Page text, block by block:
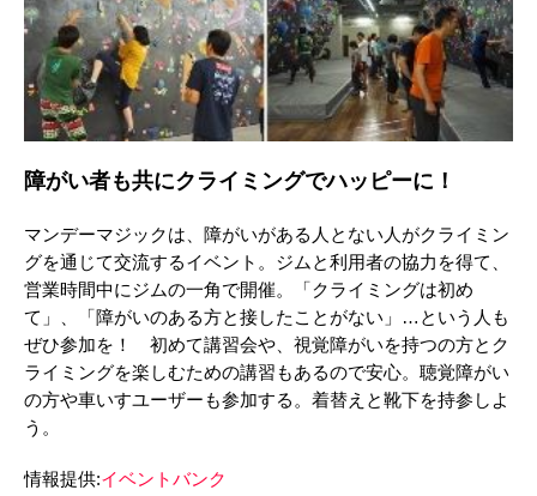
障がい者も共にクライミングでハッピーに！
マンデーマジックは、障がいがある人とない人がクライミン
グを通じて交流するイベント。ジムと利用者の協力を得て、
営業時間中にジムの一角で開催。「クライミングは初め
て」、「障がいのある方と接したことがない」…という人も
ぜひ参加を！ 初めて講習会や、視覚障がいを持つの方とク
ライミングを楽しむための講習もあるので安心。聴覚障がい
の方や車いすユーザーも参加する。着替えと靴下を持参しよ
う。
情報提供:イベントバンク